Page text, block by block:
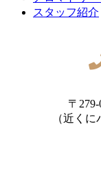
スタッフ紹介
〒
（近く